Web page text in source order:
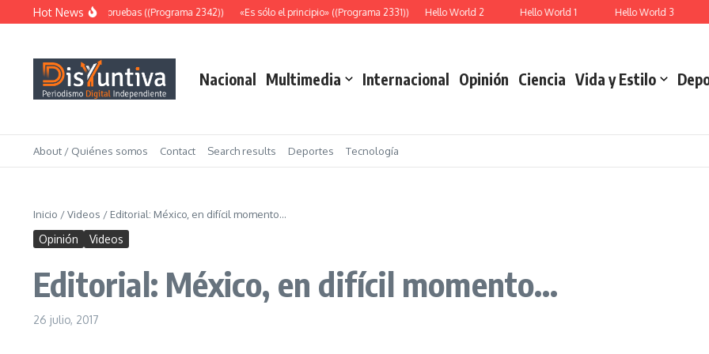
Saltar al contenido
Hot News
Abundantes pruebas ((Programa 2342)) «Es sólo el principio» ((Programa 2331)) Hello World 2 Hello World 1 Hello World 3
Nacional Multimedia Internacional Opinión Ciencia Vida y Estilo
About / Quiénes somos Contact Search results Deportes Tecnología
Inicio /Videos / Editorial: México, en difícil momento…
Opinión Videos
Editorial: México, en difícil momento…
26 julio, 2017